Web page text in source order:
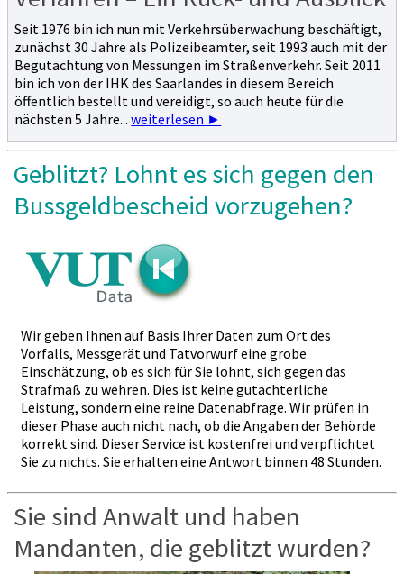
Seit 1976 bin ich nun mit Verkehrsüberwachung beschäftigt,
zunächst 30 Jahre als Polizeibeamter, seit 1993 auch mit der
Begutachtung von Messungen im Straßenverkehr. Seit 2011
bin ich von der IHK des Saarlandes in diesem Bereich
öffentlich bestellt und vereidigt, so auch heute für die
nächsten 5 Jahre...weiterlesen ►
Geblitzt? Lohnt es sich gegen den
Bussgeldbescheid vorzugehen?
Wir geben Ihnen auf Basis Ihrer Daten zum Ort des
Vorfalls, Messgerät und Tatvorwurf eine grobe
Einschätzung, ob es sich für Sie lohnt, sich gegen das
Strafmaß zu wehren. Dies ist keine gutachterliche
Leistung, sondern eine reine Datenabfrage. Wir prüfen in
dieser Phase auch nicht nach, ob die Angaben der Behörde
korrekt sind. Dieser Service ist kostenfrei und verpflichtet
Sie zu nichts. Sie erhalten eine Antwort binnen 48 Stunden.
Sie sind Anwalt und haben
Mandanten, die geblitzt wurden?